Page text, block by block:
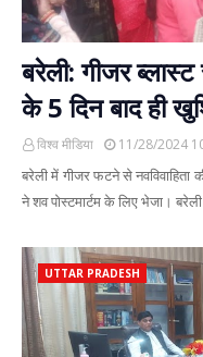
बरेली: गीजर ब्लास्ट
के 5 दिन बाद ही
विश्व मीडिया 11/28/2024
बरेली में गीजर फटने से नवविवाहिता
ने शव पोस्टमार्टम के लिए भेजा।
UTTAR PRADESH